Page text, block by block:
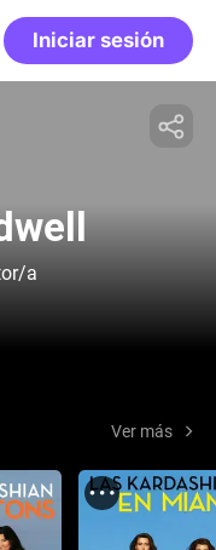
Iniciar sesión
a
Ver más